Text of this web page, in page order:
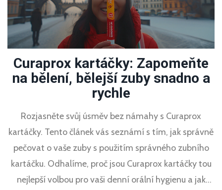
Curaprox kartáčky: Zapomeňte
na bělení, bělejší zuby snadno a
rychle
Rozjasněte svůj úsměv bez námahy s Curaprox
kartáčky. Tento článek vás seznámí s tím, jak správně
pečovat o vaše zuby s použitím správného zubního
kartáčku. Odhalíme, proč jsou Curaprox kartáčky tou
nejlepší volbou pro vaši denní orální hygienu a jak